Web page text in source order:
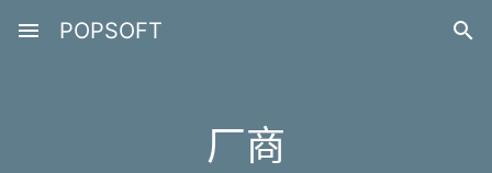
menu POPSOFT 
厂商